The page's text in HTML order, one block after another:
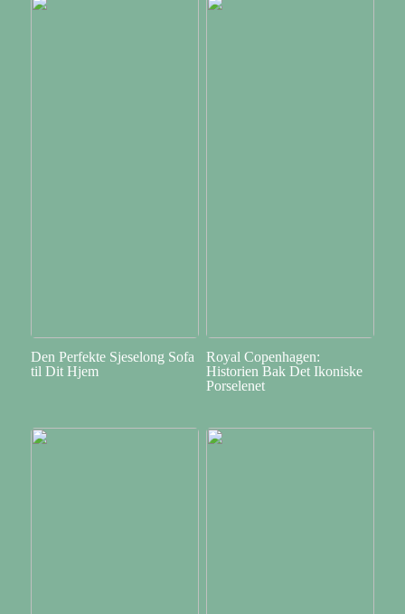
Den Perfekte Sjeselong Sofa
til Dit Hjem
Royal Copenhagen:
Historien Bak Det Ikoniske
Porselenet